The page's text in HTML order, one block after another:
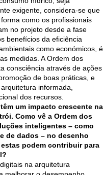
exigente, considera-se que
como os profissionais
no projeto desde a fase
benefícios da eficiência
como económicos, é
medidas. A Ordem dos
consciência através de ações
de boas práticas, e
informada,
dos recursos.
um impacto crescente na
Como vê a Ordem dos
inteligentes – como
de dados – no desenho
podem contribuir para
na arquitetura